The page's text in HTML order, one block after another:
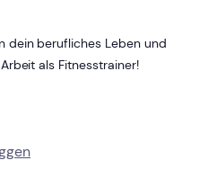
dein berufliches Leben und
als Fitnesstrainer!